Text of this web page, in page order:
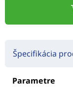
Špecifikácia
Parametre